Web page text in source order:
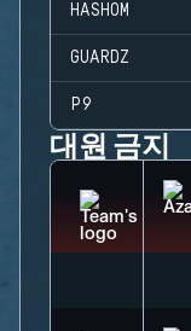
HASHOM
GUARDZ
P9
대원 금지